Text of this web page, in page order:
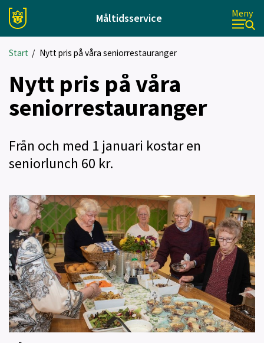
Måltidsservice Meny
Start / Nytt pris på våra seniorrestauranger
Nytt pris på våra
seniorrestauranger
Från och med 1 januari kostar en
seniorlunch 60 kr.